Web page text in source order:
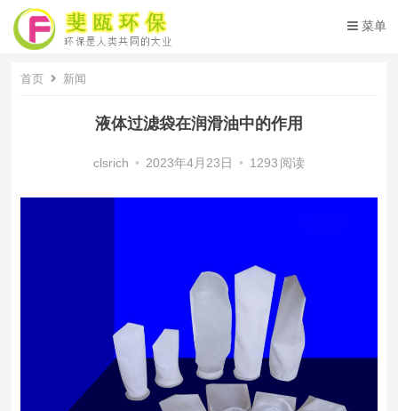
菜单
首页 新闻
液体过滤袋在润滑油中的作用
clsrich • 2023年4月23日 • 1293 阅读